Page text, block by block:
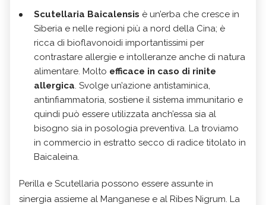
Scutellaria Baicalensis è un’erba che cresce in
Siberia e nelle regioni più a nord della Cina; è
ricca di bioflavonoidi importantissimi per
contrastare allergie e intolleranze anche di natura
alimentare. Molto efficace in caso di rinite
allergica. Svolge un’azione antistaminica,
antinfiammatoria, sostiene il sistema immunitario e
quindi può essere utilizzata anch’essa sia al
bisogno sia in posologia preventiva. La troviamo
in commercio in estratto secco di radice titolato in
Baicaleina.
Perilla e Scutellaria possono essere assunte in
sinergia assieme al Manganese e al Ribes Nigrum. La